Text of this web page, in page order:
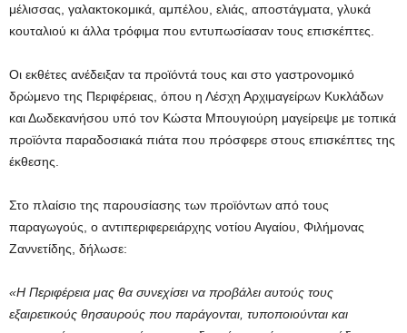
μέλισσας, γαλακτοκομικά, αμπέλου, ελιάς, αποστάγματα, γλυκά
κουταλιού κι άλλα τρόφιμα που εντυπωσίασαν τους επισκέπτες.
Οι εκθέτες ανέδειξαν τα προϊόντά τους και στο γαστρονομικό
δρώμενο της Περιφέρειας, όπου η Λέσχη Αρχιμαγείρων Κυκλάδων
και Δωδεκανήσου υπό τον Κώστα Μπουγιούρη μαγείρεψε με τοπικά
προϊόντα παραδοσιακά πιάτα που πρόσφερε στους επισκέπτες της
έκθεσης.
Στο πλαίσιο της παρουσίασης των προϊόντων από τους
παραγωγούς, ο αντιπεριφερειάρχης νοτίου Αιγαίου, Φιλήμονας
Ζαννετίδης, δήλωσε:
«Η Περιφέρεια μας θα συνεχίσει να προβάλει αυτούς τους
εξαιρετικούς θησαυρούς που παράγονται, τυποποιούνται και